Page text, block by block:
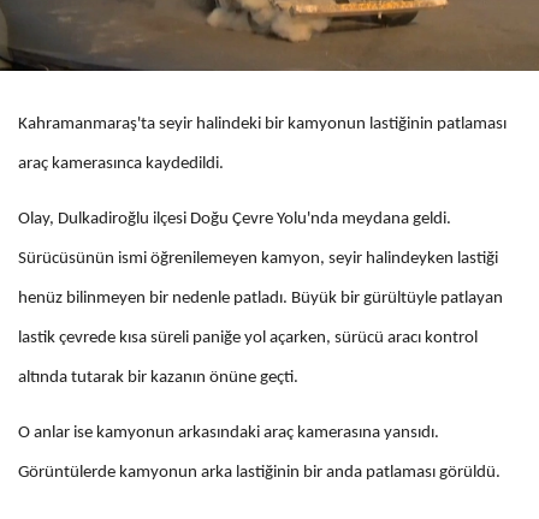
Kahramanmaraş'ta seyir halindeki bir kamyonun lastiğinin patlaması
araç kamerasınca kaydedildi.
Olay, Dulkadiroğlu ilçesi Doğu Çevre Yolu'nda meydana geldi.
Sürücüsünün ismi öğrenilemeyen kamyon, seyir halindeyken lastiği
henüz bilinmeyen bir nedenle patladı. Büyük bir gürültüyle patlayan
lastik çevrede kısa süreli paniğe yol açarken, sürücü aracı kontrol
altında tutarak bir kazanın önüne geçti.
O anlar ise kamyonun arkasındaki araç kamerasına yansıdı.
Görüntülerde kamyonun arka lastiğinin bir anda patlaması görüldü.